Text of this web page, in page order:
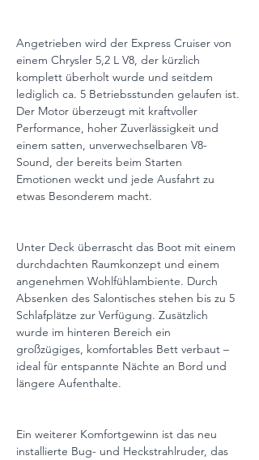
Angetrieben wird der Express Cruiser von
einem Chrysler 5,2 L V8, der kürzlich
komplett überholt wurde und seitdem
lediglich ca. 5 Betriebsstunden gelaufen ist.
Der Motor überzeugt mit kraftvoller
Performance, hoher Zuverlässigkeit und
einem satten, unverwechselbaren V8-
Sound, der bereits beim Starten
Emotionen weckt und jede Ausfahrt zu
etwas Besonderem macht.
Unter Deck überrascht das Boot mit einem
durchdachten Raumkonzept und einem
angenehmen Wohlfühlambiente. Durch
Absenken des Salontisches stehen bis zu 5
Schlafplätze zur Verfügung. Zusätzlich
wurde im hinteren Bereich ein
großzügiges, komfortables Bett verbaut –
ideal für entspannte Nächte an Bord und
längere Aufenthalte.
Ein weiterer Komfortgewinn ist das neu
installierte Bug- und Heckstrahlruder, das